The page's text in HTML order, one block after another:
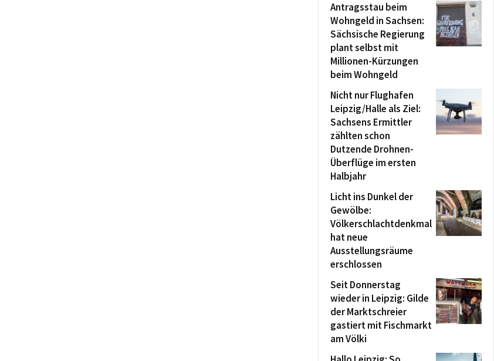
Antragsstau beim
Wohngeld in Sachsen:
Sächsische Regierung
plant selbst mit
Millionen-Kürzungen
beim Wohngeld
Nicht nur Flughafen
Leipzig/Halle als Ziel:
Sachsens Ermittler
zählten schon
Dutzende Drohnen-
Überflüge im ersten
Halbjahr
Licht ins Dunkel der
Gewölbe:
Völkerschlachtdenkmal
hat neue
Ausstellungsräume
erschlossen
Seit Donnerstag
wieder in Leipzig: Gilde
der Marktschreier
gastiert mit Fischmarkt
am Völki